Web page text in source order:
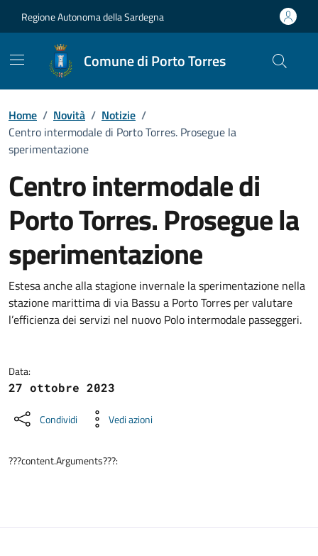
Regione Autonoma della Sardegna
Comune di Porto Torres
Home / Novità / Notizie /
Centro intermodale di Porto Torres. Prosegue la
sperimentazione
Centro intermodale di
Porto Torres. Prosegue la
sperimentazione
Dettagli della notizia
Estesa anche alla stagione invernale la sperimentazione nella
stazione marittima di via Bassu a Porto Torres per valutare
l’efficienza dei servizi nel nuovo Polo intermodale passeggeri.
Data:
27 ottobre 2023
Condividi Vedi azioni
???content.Arguments???: